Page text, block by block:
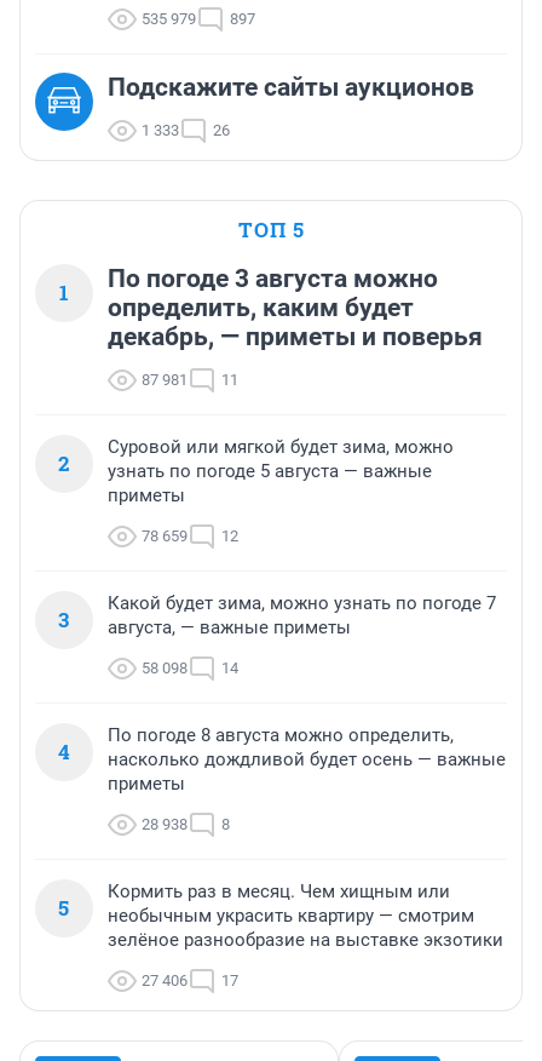
535 979 897
Подскажите сайты аукционов
1 333 26
ТОП 5
1
По погоде 3 августа можно
определить, каким будет
декабрь, — приметы и поверья
87 981 11
2
Суровой или мягкой будет зима, можно
узнать по погоде 5 августа — важные
приметы
78 659 12
3
Какой будет зима, можно узнать по погоде 7
августа, — важные приметы
58 098 14
4
По погоде 8 августа можно определить,
насколько дождливой будет осень — важные
приметы
28 938 8
5
Кормить раз в месяц. Чем хищным или
необычным украсить квартиру — смотрим
зелёное разнообразие на выставке экзотики
27 406 17